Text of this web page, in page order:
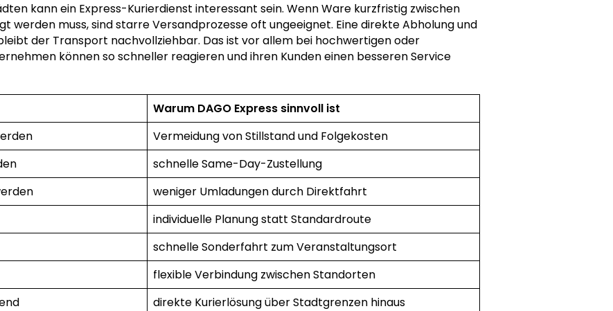
kann ein Express-Kurierdienst interessant sein. Wenn Ware kurzfristig zwischen
werden muss, sind starre Versandprozesse oft ungeeignet. Eine direkte Abholung und
der Transport nachvollziehbar. Das ist vor allem bei hochwertigen oder
können so schneller reagieren und ihren Kunden einen besseren Service
Warum DAGO Express sinnvoll ist
Vermeidung von Stillstand und Folgekosten
schnelle Same-Day-Zustellung
weniger Umladungen durch Direktfahrt
individuelle Planung statt Standardroute
schnelle Sonderfahrt zum Veranstaltungsort
flexible Verbindung zwischen Standorten
direkte Kurierlösung über Stadtgrenzen hinaus